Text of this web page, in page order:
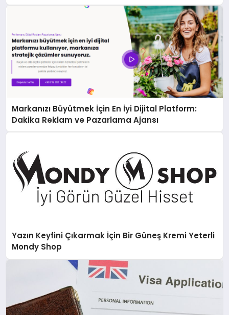
Markanızı Büyütmek İçin En İyi Dijital Platform:
Dakika Reklam ve Pazarlama Ajansı
Yazın Keyfini Çıkarmak İçin Bir Güneş Kremi Yeterli
Mondy Shop